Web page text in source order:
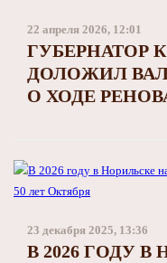
22 апреля 2026, 12:01
ГУБЕРНАТОР
ДОЛОЖИЛ
О ХОДЕ
23 декабря 2025, 13:36
В 2026 ГОДУ